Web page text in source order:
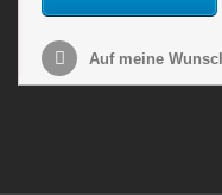
Auf meine